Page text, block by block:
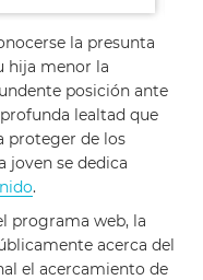
la presunta
hija menor la
posición ante
lealtad que
proteger de los
joven se dedica
.
programa web, la
acerca del
el acercamiento de